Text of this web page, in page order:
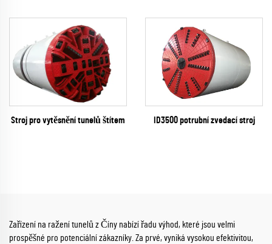
Stroj pro vytěsnění tunelů štítem ID3500 potrubní zvedací stroj
Zařízení na ražení tunelů z Číny nabízí řadu výhod, které jsou velmi
prospěšné pro potenciální zákazníky. Za prvé, vyniká vysokou efektivitou,